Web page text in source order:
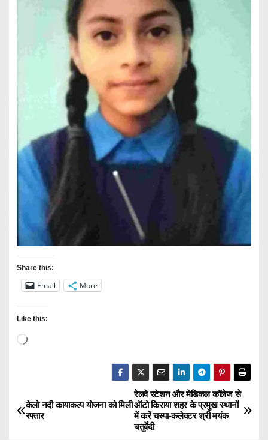
Share this:
Email More
Like this:
L
i
n
P
रेलवे स्टेशन और मेडिकल कॉलेज से
ऑटो किराया शहर के प्रमुख स्थानों
में करें चस्पा-कलेक्टर श्री मयंक
चतुर्वेदी
केलो नदी कायाकल्प योजना को मिली
रफ्तार